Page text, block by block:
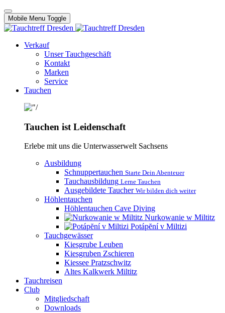
Mobile Menu Toggle
Verkauf
Unser Tauchgeschäft
Kontakt
Marken
Service
Tauchen
Tauchen ist Leidenschaft
Erlebe mit uns die Unterwasserwelt Sachsens
Ausbildung
Schnuppertauchen Starte Dein Abenteuer
Tauchausbildung Lerne Tauchen
Ausgebildete Taucher Wir bilden dich weiter
Höhlentauchen
Höhlentauchen Cave Diving
Nurkowanie w Miltitz
Potápĕní v Miltizi
Tauchgewässer
Kiesgrube Leuben
Kiesgruben Zschieren
Kiessee Pratzschwitz
Altes Kalkwerk Miltitz
Tauchreisen
Club
Mitgliedschaft
Downloads